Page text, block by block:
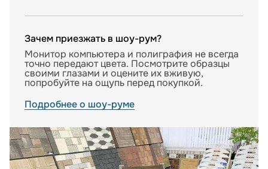
Зачем приезжать в шоу-рум?
Монитор компьютера и полиграфия не всегда
точно передают цвета. Посмотрите образцы
своими глазами и оцените их вживую,
попробуйте на ощупь перед покупкой.
Подробнее о шоу-руме